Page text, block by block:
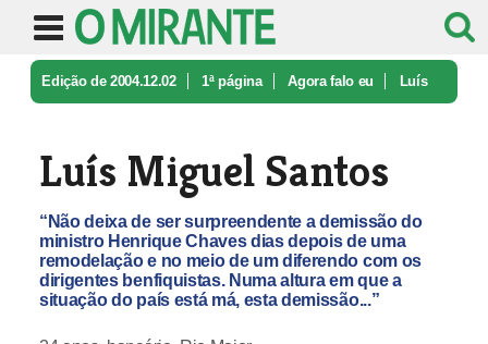
Edição de 2004.12.02 1ª página Agora falo eu Luís
Luís Miguel Santos
“Não deixa de ser surpreendente a demissão do
ministro Henrique Chaves dias depois de uma
remodelação e no meio de um diferendo com os
dirigentes benfiquistas. Numa altura em que a
situação do país está má, esta demissão...”